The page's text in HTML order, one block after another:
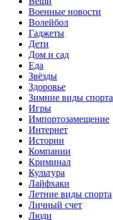
Военные новости
Волейбол
Гаджеты
Дети
Дом и сад
Еда
Звёзды
Здоровье
Зимние виды спорта
Игры
Импортозамещение
Интернет
Истории
Компании
Криминал
Культура
Лайфхаки
Летние виды спорта
Личный счет
Люди